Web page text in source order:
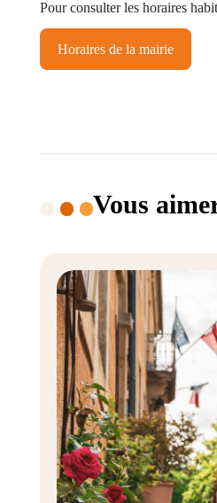
Pour consulter les horaires
Horaires de la mairie
Vous